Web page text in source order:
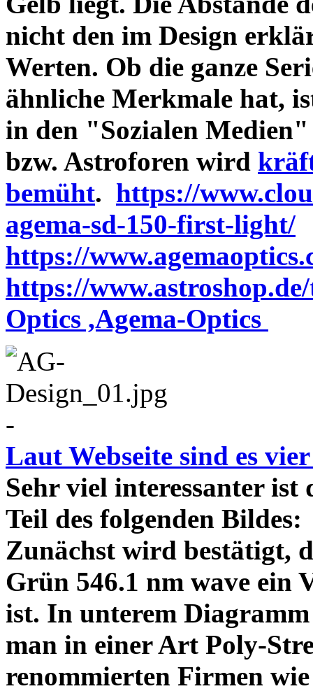
nicht den im Design
Werten. Ob die ganze
ähnliche Merkmale hat,
in den "Sozialen Medien"
bzw. Astroforen wird
bemüht. https://
agema-sd-150-first-light/
https://
https://
Optics ,Agema-Optics
-
Laut Webseite sind es
Sehr viel interessanter
Teil des folgenden
Zunächst wird bestätigt,
Grün 546.1 nm wave ein
ist. In unterem
man in einer Art Poly-
renommierten Firmen